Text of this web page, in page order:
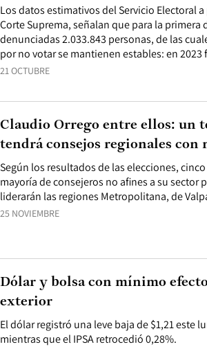
21 OCTUBRE
Los datos estimativos del Servicio Electoral
Corte Suprema, señalan que para la
denunciadas 2.033.843 personas, de las
por no votar se mantienen estables: en 2023
25 NOVIEMBRE
Según los resultados de las elecciones,
mayoría de consejeros no afines a su
liderarán las regiones Metropolitana, de
Claudio Orrego entre ellos: un
tendrá consejos regionales con
El dólar registró una leve baja de $1,21 este
mientras que el IPSA retrocedió 0,28%.
Dólar y bolsa con mínimo
exterior